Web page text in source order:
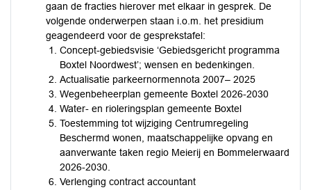
gaan de fracties hierover met elkaar in gesprek. De
volgende onderwerpen staan i.o.m. het presidium
geagendeerd voor de gesprekstafel:
Concept-gebiedsvisie ‘Gebiedsgericht programma
Boxtel Noordwest’; wensen en bedenkingen.
Actualisatie parkeernormennota 2007– 2025
Wegenbeheerplan gemeente Boxtel 2026-2030
Water- en rioleringsplan gemeente Boxtel
Toestemming tot wijziging Centrumregeling
Beschermd wonen, maatschappelijke opvang en
aanverwante taken regio Meierij en Bommelerwaard
2026-2030.
Verlenging contract accountant